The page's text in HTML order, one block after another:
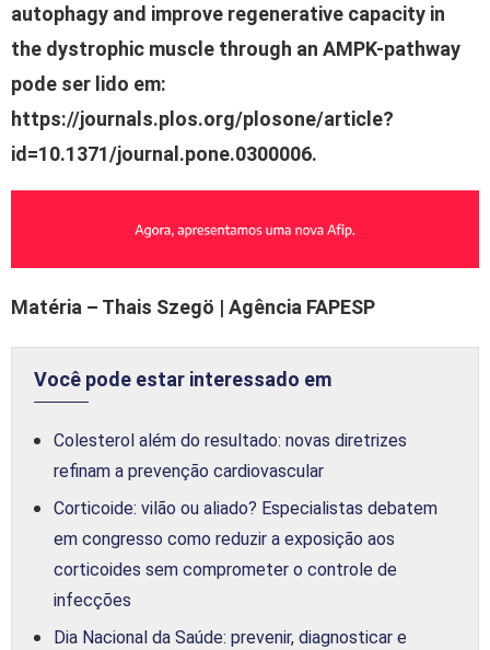
autophagy and improve regenerative capacity in
the dystrophic muscle through an AMPK-pathway
pode ser lido em:
https://journals.plos.org/plosone/article?
id=10.1371/journal.pone.0300006.
Matéria – Thais Szegö | Agência FAPESP
Você pode estar interessado em
Colesterol além do resultado: novas diretrizes
refinam a prevenção cardiovascular
Corticoide: vilão ou aliado? Especialistas debatem
em congresso como reduzir a exposição aos
corticoides sem comprometer o controle de
infecções
Dia Nacional da Saúde: prevenir, diagnosticar e